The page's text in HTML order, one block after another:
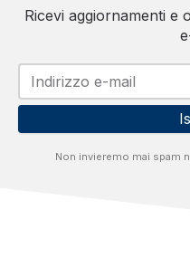
Ricevi aggiornamenti e
Non invieremo mai spam